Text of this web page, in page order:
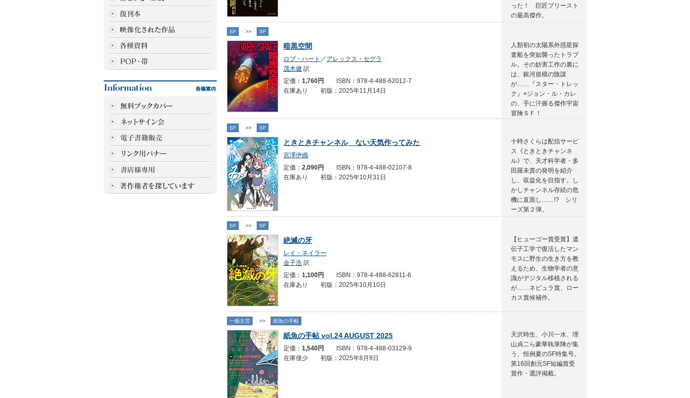
った！ 巨匠プリースト
の最高傑作。
SF >> SF
暗黒空間
ロブ・ハート ／ アレックス・セグラ
茂木健 訳
定価： 1,760円
ISBN：978-4-488-62012-7
在庫あり 初版：2025年11月14日
人類初の太陽系外惑星探
査船を突如襲ったトラブ
ル。その妨害工作の裏に
は、銀河規模の陰謀
が……『スター・トレッ
ク』×ジョン・ル・カレ
の、手に汗握る傑作宇宙
冒険ＳＦ！
SF >> SF
ときときチャンネル ない天気作ってみた
宮澤伊織
定価： 2,090円
ISBN：978-4-488-02107-8
在庫あり 初版：2025年10月31日
十時さくらは配信サービ
ス《ときときチャンネ
ル》で、天才科学者・多
田羅未貴の発明を紹介
し、収益化を目指す。し
かしチャンネル存続の危
機に直面し……!? シリ
ーズ第２弾。
SF >> SF
絶滅の牙
レイ・ネイラー
金子浩 訳
定価： 1,100円
ISBN：978-4-488-62811-6
在庫あり 初版：2025年10月10日
【ヒューゴー賞受賞】遺
伝子工学で復活したマン
モスに野生の生き方を教
えるため、生物学者の意
識がデジタル移植される
が……ネビュラ賞、ロー
カス賞候補作。
一般文芸 >> 紙魚の手帖
紙魚の手帖 vol.24 AUGUST 2025
定価： 1,540円
ISBN：978-4-488-03129-9
在庫僅少 初版：2025年8月9日
天沢時生、小川一水、理
山貞二ら豪華執筆陣が集
う、恒例夏のSF特集号。
第16回創元SF短編賞受
賞作・選評掲載。